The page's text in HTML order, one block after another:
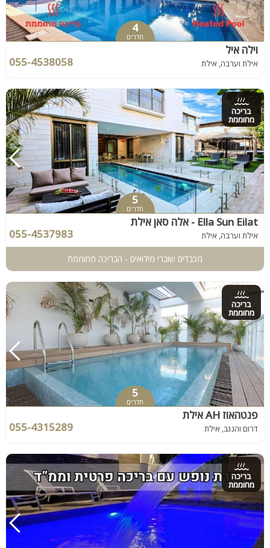
4
חדרים
וילה איל
אילת וערבה, אילת 055-4538058
בריכה
מחוממת
5
חדרים
Ella Sun Eilat - אלה סאן אילת
אילת וערבה, אילת 055-4537983
מכבדים שוברי מילואים - הבריכה מחוממת
בריכה
מחוממת
5
חדרים
פנטהאוז AH אילת
דרום והנגב, אילת 055-4315289
בריכה
מחוממת